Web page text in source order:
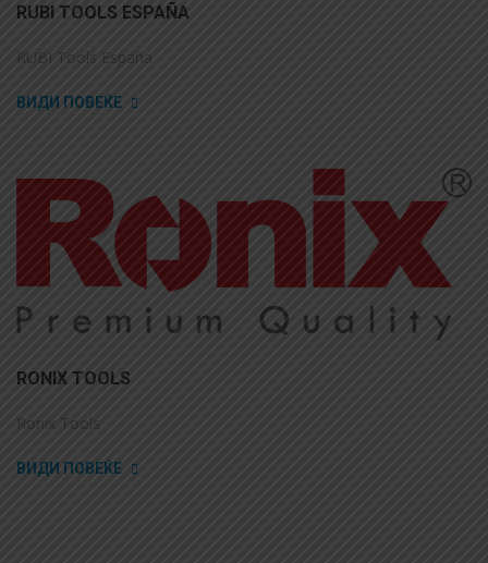
RUBI TOOLS ESPAÑA
RUBI Tools España
ВИДИ ПОВЕЌЕ
RONIX TOOLS
Ronix Tools
ВИДИ ПОВЕЌЕ